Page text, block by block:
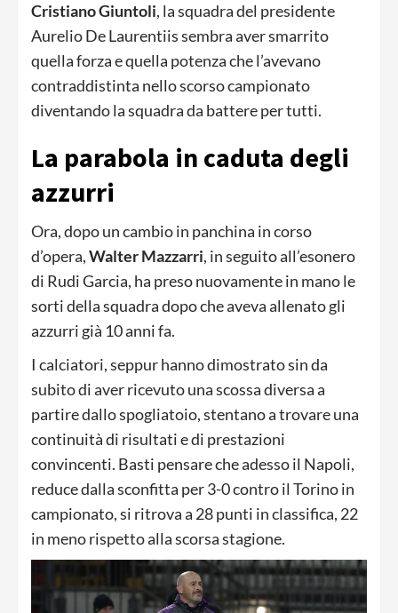
Cristiano Giuntoli, la squadra del presidente
Aurelio De Laurentiis sembra aver smarrito
quella forza e quella potenza che l’avevano
contraddistinta nello scorso campionato
diventando la squadra da battere per tutti.
La parabola in caduta degli
azzurri
Ora, dopo un cambio in panchina in corso
d’opera,Walter Mazzarri, in seguito all’esonero
di Rudi Garcia, ha preso nuovamente in mano le
sorti della squadra dopo che aveva allenato gli
azzurri già 10 anni fa.
I calciatori, seppur hanno dimostrato sin da
subito di aver ricevuto una scossa diversa a
partire dallo spogliatoio, stentano a trovare una
continuità di risultati e di prestazioni
convincenti. Basti pensare che adesso il Napoli,
reduce dalla sconfitta per 3-0 contro il Torino in
campionato, si ritrova a 28 punti in classifica, 22
in meno rispetto alla scorsa stagione.